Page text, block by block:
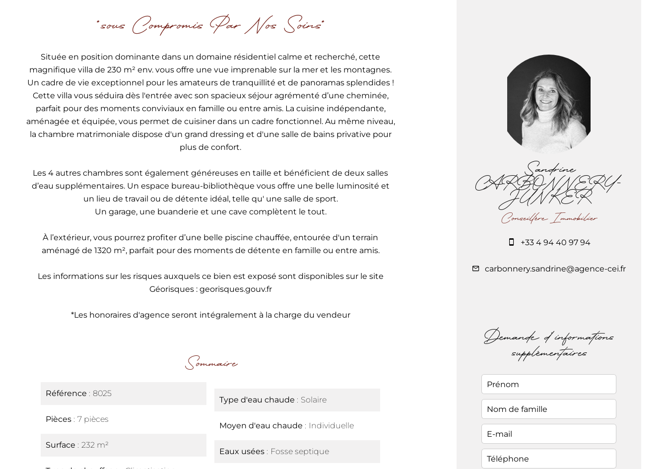
*sous Compromis Par Nos Soins*
Située en position dominante dans un domaine résidentiel calme et recherché, cette
magnifique villa de 230 m² env. vous offre une vue imprenable sur la mer et les montagnes.
Un cadre de vie exceptionnel pour les amateurs de tranquillité et de panoramas splendides !
Cette villa vous séduira dès l'entrée avec son spacieux séjour agrémenté d’une cheminée,
parfait pour des moments conviviaux en famille ou entre amis. La cuisine indépendante,
aménagée et équipée, vous permet de cuisiner dans un cadre fonctionnel. Au même niveau,
la chambre matrimoniale dispose d'un grand dressing et d'une salle de bains privative pour
plus de confort.
Les 4 autres chambres sont également généreuses en taille et bénéficient de deux salles
d’eau supplémentaires. Un espace bureau-bibliothèque vous offre une belle luminosité et
un lieu de travail ou de détente idéal, telle qu' une salle de sport.
Un garage, une buanderie et une cave complètent le tout.
À l’extérieur, vous pourrez profiter d’une belle piscine chauffée, entourée d'un terrain
aménagé de 1320 m², parfait pour des moments de détente en famille ou entre amis.
Les informations sur les risques auxquels ce bien est exposé sont disponibles sur le site
Géorisques : georisques.gouv.fr
*Les honoraires d'agence seront intégralement à la charge du vendeur
Sommaire
Référence 8025
Pièces 7 pièces
Surface 232 m²
Type d'eau chaude Solaire
Moyen d'eau chaude Individuelle
Eaux usées Fosse septique
Sandrine
CARBONNERY-
JUNKER
Conseillère Immobilier
+33 4 94 40 97 94
carbonnery.sandrine@agence-cei.fr
Demande d'informations
supplémentaires